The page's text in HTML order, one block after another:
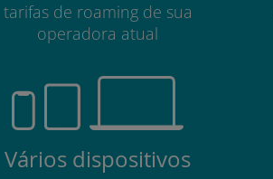
tarifas de roaming de sua
operadora atual
Vários dispositivos